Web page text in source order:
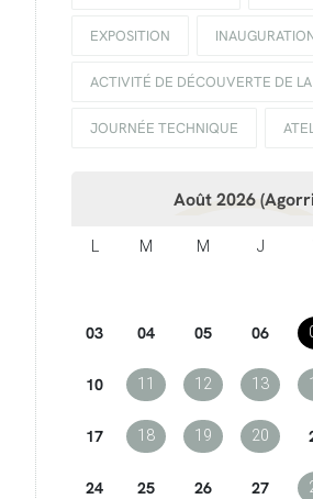
EXPOSITION
ACTIVITÉ DE DÉCOUVERTE DE
JOURNÉE TECHNIQUE
Août 2026
L M M J
03 04 05 06
10 11 12 13
17 18 19 20
24 25 26 27